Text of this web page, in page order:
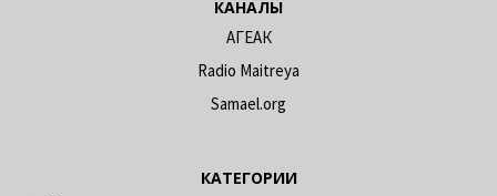
КАНАЛЫ
АГЕАК
Radio Maitreya
Samael.org
КАТЕГОРИИ